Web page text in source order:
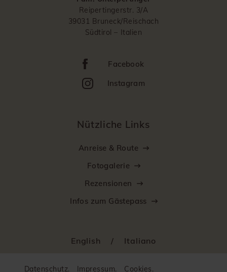
Facebook
Instagram
Reipertingerstr. 3/A
39031 Bruneck/Reischach
Südtirol – Italien
Nützliche Links
Anreise & Route
Fotogalerie
Rezensionen
Infos zum Gästepass
English / Italiano
Datenschutz. Impressum. Cookies.